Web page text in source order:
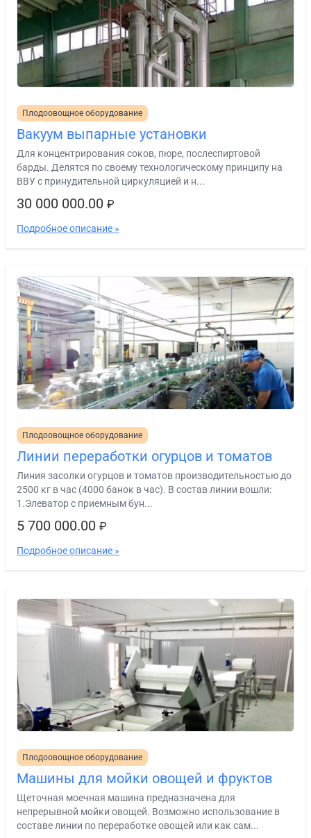
Плодоовощное оборудование
Вакуум выпарные установки
Для концентрирования соков, пюре, послеспиртовой
барды. Делятся по своему технологическому принципу на
ВВУ с принудительной циркуляцией и н...
30 000 000.00 ₽
Подробное описание »
Плодоовощное оборудование
Линии переработки огурцов и томатов
Линия засолки огурцов и томатов производительностью до
2500 кг в час (4000 банок в час). В состав линии вошли:
1.Элеватор с приемным бун...
5 700 000.00 ₽
Подробное описание »
Плодоовощное оборудование
Машины для мойки овощей и фруктов
Щеточная моечная машина предназначена для
непрерывной мойки овощей. Возможно использование в
составе линии по переработке овощей или как сам...